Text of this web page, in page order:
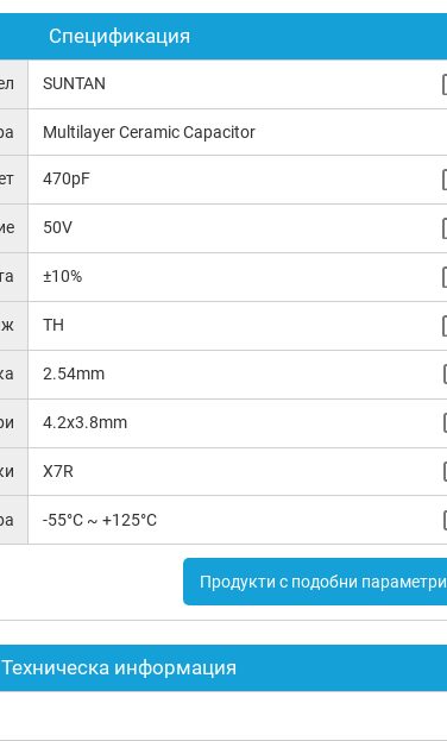
Спецификация
SUNTAN
Multilayer Ceramic Capacitor
470pF
50V
±10%
TH
2.54mm
4.2x3.8mm
X7R
-55°C ~ +125°C
Продукти с подобни параметри
Техническа информация